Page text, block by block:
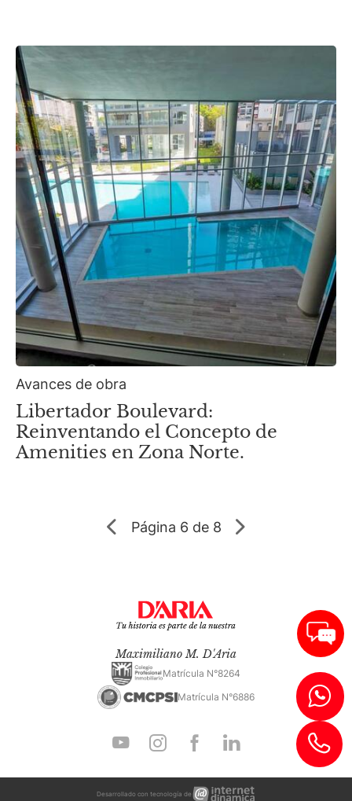
Avances de obra
Libertador Boulevard:
Reinventando el Concepto de
Amenities en Zona Norte.
Página 6 de 8
Maximiliano M. D'Aria
Matrícula N°8264
Matrícula N°6886
Desarrollado con tecnología de Internet